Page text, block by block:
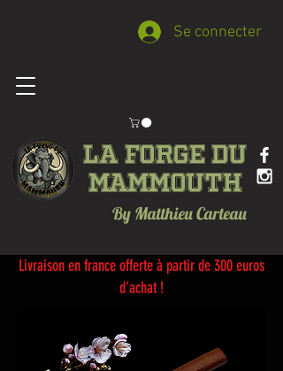
La forge du
Mammouth
By Matthieu Carteau
Se connecter
Livraison en france offerte à partir de 300 euros
d'achat !